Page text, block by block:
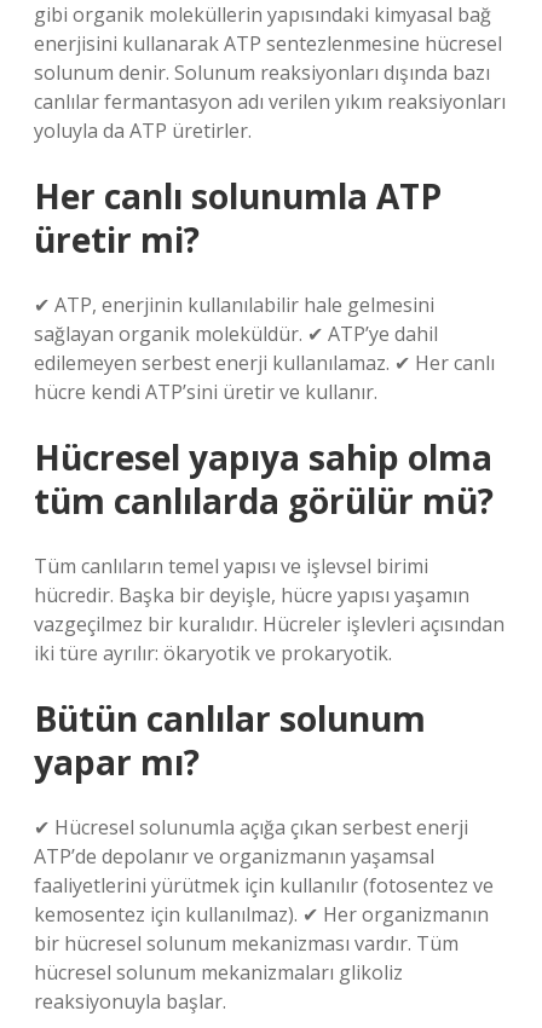
gibi organik moleküllerin yapısındaki kimyasal bağ
enerjisini kullanarak ATP sentezlenmesine hücresel
solunum denir. Solunum reaksiyonları dışında bazı
canlılar fermantasyon adı verilen yıkım reaksiyonları
yoluyla da ATP üretirler.
Her canlı solunumla ATP
üretir mi?
✔ ATP, enerjinin kullanılabilir hale gelmesini
sağlayan organik moleküldür. ✔ ATP’ye dahil
edilemeyen serbest enerji kullanılamaz. ✔ Her canlı
hücre kendi ATP’sini üretir ve kullanır.
Hücresel yapıya sahip olma
tüm canlılarda görülür mü?
Tüm canlıların temel yapısı ve işlevsel birimi
hücredir. Başka bir deyişle, hücre yapısı yaşamın
vazgeçilmez bir kuralıdır. Hücreler işlevleri açısından
iki türe ayrılır: ökaryotik ve prokaryotik.
Bütün canlılar solunum
yapar mı?
✔ Hücresel solunumla açığa çıkan serbest enerji
ATP’de depolanır ve organizmanın yaşamsal
faaliyetlerini yürütmek için kullanılır (fotosentez ve
kemosentez için kullanılmaz). ✔ Her organizmanın
bir hücresel solunum mekanizması vardır. Tüm
hücresel solunum mekanizmaları glikoliz
reaksiyonuyla başlar.